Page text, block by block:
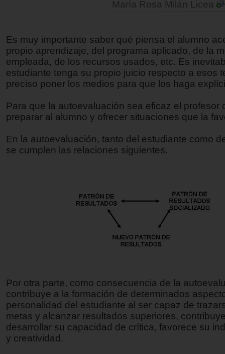
María Rosa Milán Licea
Es muy importante saber qué piensa el alumno
propio aprendizaje, del programa aplicado, de la
empleada, de los recursos usados, etc. Es
estudiante tenga su propio juicio respecto a esos
preciso poner los medios para que los haga
Para que la autoevaluación sea eficaz el profesor
preparar al alumno y ofrecer situaciones que la
En la autoevaluación, tanto del estudiante como
se cumplen las relaciones siguientes.
Por otra parte, como consecuencia de la
contribuye a la formación de determinados
personalidad del estudiante al ser capaz de
metas y alcanzar resultados superiores,
desarrollar su capacidad de crítica, favorece su
y creatividad.